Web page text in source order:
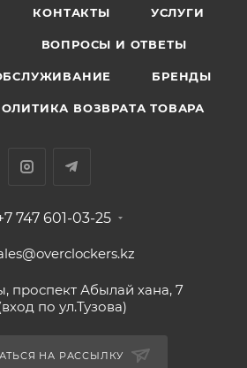
КОНТАКТЫ УСЛУГИ
ВОПРОСЫ И ОТВЕТЫ
БРЕНДЫ
ВОЗВРАТА ТОВАРА
747 601-03-25
проспект Абылай хана, 7
по ул.Тузова)
НА РАССЫЛКУ